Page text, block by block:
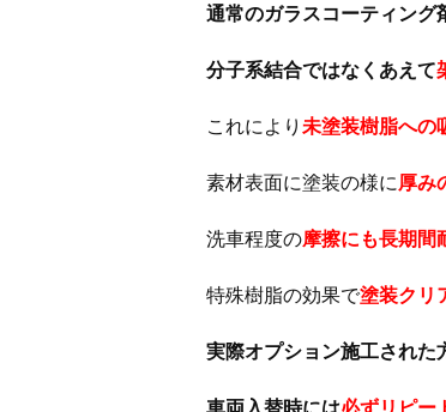
通常のガラスコーティング
分子系結合ではなくあえて
これにより 未塗装樹脂への
素材表面に塗装の様に厚み
洗車程度の摩擦にも長期間
特殊樹脂の効果で塗装クリ
実際オプション施工された
車両入替時には必ずリピー